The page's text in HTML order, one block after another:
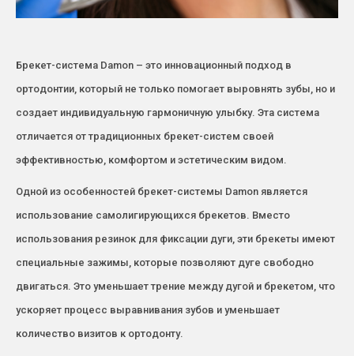
Брекет-система Damon – это инновационный подход в
ортодонтии, который не только помогает выровнять зубы, но и
создает индивидуальную гармоничную улыбку. Эта система
отличается от традиционных брекет-систем своей
эффективностью, комфортом и эстетическим видом.
Одной из особенностей брекет-системы Damon является
использование самолигирующихся брекетов. Вместо
использования резинок для фиксации дуги, эти брекеты имеют
специальные зажимы, которые позволяют дуге свободно
двигаться. Это уменьшает трение между дугой и брекетом, что
ускоряет процесс выравнивания зубов и уменьшает
количество визитов к ортодонту.